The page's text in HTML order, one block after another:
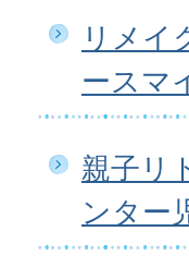
リメイ
ースマ
親子リ
ンター